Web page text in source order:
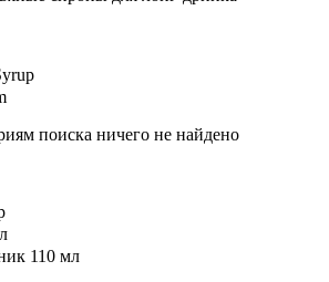
поиска ничего не найдено
110 мл